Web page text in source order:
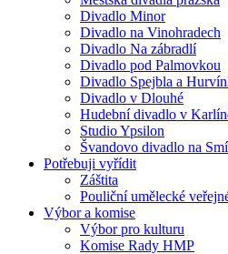
Divadlo Minor
Divadlo na Vinohradech
Divadlo Na zábradlí
Divadlo pod Palmovkou
Divadlo Spejbla a
Divadlo v Dlouhé
Hudební divadlo v
Studio Ypsilon
Švandovo divadlo na
Potřebuji vyřídit
Záštita
Pouliční umělecké
Výbor a komise
Výbor pro kulturu
Komise Rady HMP